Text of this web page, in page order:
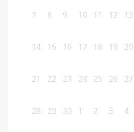
7 8 9 10 11 12 13
14 15 16 17 18 19 20
21 22 23 24 25 26 27
28 29 30 1 2 3 4